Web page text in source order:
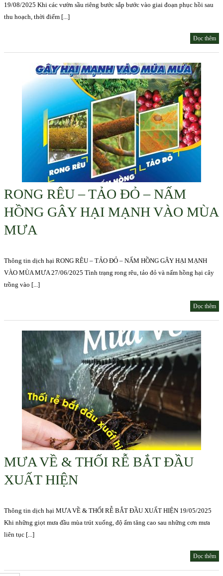
19/08/2025 Khi các vườn sầu riêng bước sắp bước vào giai đoạn phục hồi sau
thu hoạch, thời điểm [...]
Đọc thêm
RONG RÊU – TẢO ĐỎ – NẤM
HỒNG GÂY HẠI MẠNH VÀO MÙA
MƯA
Thông tin dịch hại RONG RÊU – TẢO ĐỎ – NẤM HỒNG GÂY HẠI MẠNH
VÀO MÙA MƯA 27/06/2025 Tình trạng rong rêu, tảo đỏ và nấm hồng hại cây
trồng vào [...]
Đọc thêm
MƯA VỀ & THỐI RỄ BẮT ĐẦU
XUẤT HIỆN
Thông tin dịch hại MƯA VỀ & THỐI RỄ BẮT ĐẦU XUẤT HIỆN 19/05/2025
Khi những giọt mưa đầu mùa trút xuống, độ ẩm tăng cao sau những cơn mưa
liên tục [...]
Đọc thêm